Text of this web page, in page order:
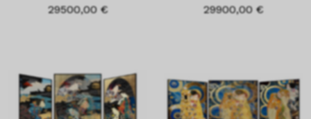
29500,00 €
29900,00 €